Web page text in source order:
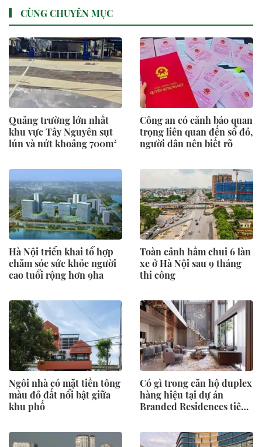
CÙNG CHUYÊN MỤC
Quảng trường lớn nhất
khu vực Tây Nguyên sụt
lún và nứt khoảng 700m²
Công an có cảnh báo quan
trọng liên quan đến sổ đỏ,
người dân nên biết rõ
Hà Nội triển khai tổ hợp
chăm sóc sức khỏe người
cao tuổi rộng hơn 9ha
Toàn cảnh hầm chui 6 làn
xe ở Hà Nội sau 9 tháng
thi công
Ngôi nhà có mặt tiền tông
màu đỏ đất nổi bật giữa
khu phố
Có gì trong căn hộ duplex
hàng hiệu tại dự án
Branded Residences tiên